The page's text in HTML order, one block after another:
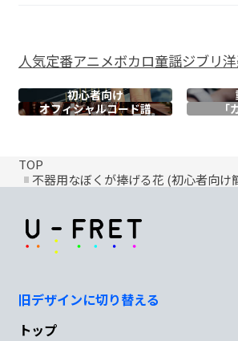
人気定番アニメボカロ童謡ジブリ
初心者向け
オフィシャルコード譜
TOP
不器用なぼくが捧げる花 (初心者向け
旧デザインに切り替える
トップ